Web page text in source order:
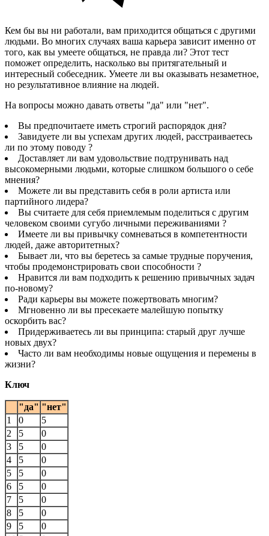
Кем бы вы ни работали, вам приходится общаться с другими
людьми. Во многих случаях ваша карьера зависит именно от
того, как вы умеете общаться, не правда ли? Этот тест
поможет определить, насколько вы притягательный и
интересный собеседник. Умеете ли вы оказывать незаметное,
но результативное влияние на людей.
На вопросы можно давать ответы "да" или "нет".
Вы предпочитаете иметь строгий распорядок дня?
Завидуете ли вы успехам других людей, расстраиваетесь
ли по этому поводу ?
Доставляет ли вам удовольствие подтрунивать над
высокомерными людьми, которые слишком большого о себе
мнения?
Можете ли вы представить себя в роли артиста или
партийного лидера?
Вы считаете для себя приемлемым поделиться с другим
человеком своими сугубо личными переживаниями ?
Имеете ли вы привычку сомневаться в компетентности
людей, даже авторитетных?
Бывает ли, что вы беретесь за самые трудные поручения,
чтобы продемонстрировать свои способности ?
Нравится ли вам подходить к решению привычных задач
по-новому?
Ради карьеры вы можете пожертвовать многим?
Мгновенно ли вы пресекаете малейшую попытку
оскорбить вас?
Придерживаетесь ли вы принципа: старый друг лучше
новых двух?
Часто ли вам необходимы новые ощущения и перемены в
жизни?
Ключ
"да" "нет"
1
0
5
2
5
0
3
5
0
4
5
0
5
5
0
6
5
0
7
5
0
8
5
0
9
5
0